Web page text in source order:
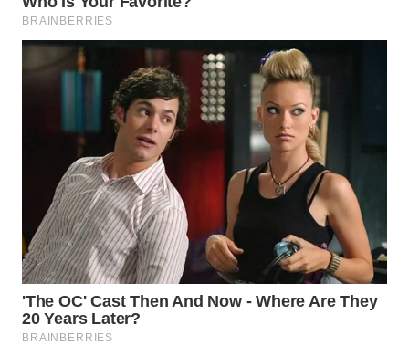
WAHANA
NEWS
WAHANA
WAHANA
ADVOKAT
WAHANA
INFRASTRUKTUR
WAHANA
KONSUMEN
WAHANA